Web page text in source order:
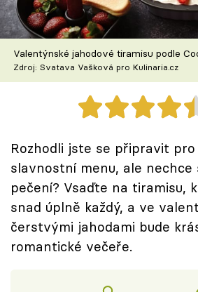
Škola vaření
Recepty z TV
Speciál: Cuketa
Těhotnej kuchař
Sledujte prima+
Přihlášení
Sledujte nás
Valentýnské jahodové tiramisu podle
Zdroj: Svatava Vašková pro Kulinaria.cz
Rozhodli jste se připravit pro
slavnostní menu, ale nechce
pečení? Vsaďte na tiramisu,
snad úplně každý, a ve
čerstvými jahodami bude
romantické večeře.